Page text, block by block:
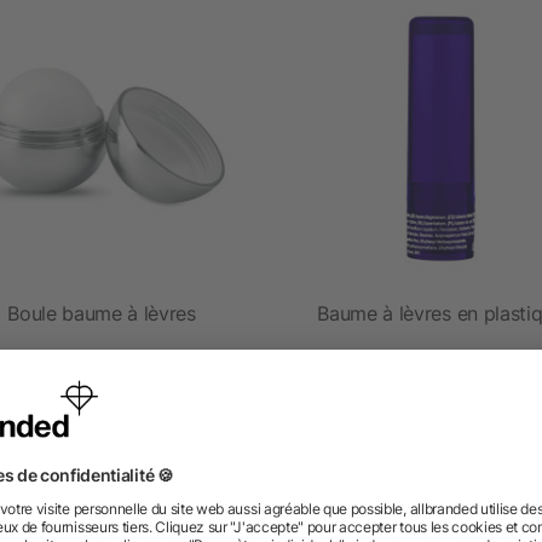
Boule baume à lèvres
dès 0,57 €
Baume à lèvres en